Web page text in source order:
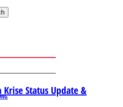
Krise Status Update &